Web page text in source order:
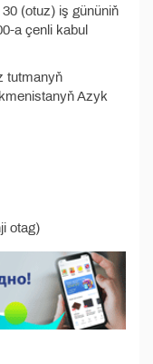
(otuz) iş gününiň
a çenli kabul
tutmanyň
Azyk
otag)